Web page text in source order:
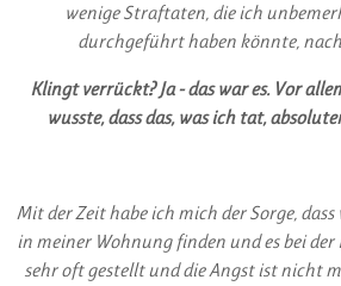
wenige Straftaten, die ich
durchgeführt haben könnte,
Klingt verrückt? Ja - das war es. Vor
wusste, dass das, was ich tat,
Mit der Zeit habe ich mich der Sorge,
in meiner Wohnung finden und es bei der
sehr oft gestellt und die Angst ist nicht